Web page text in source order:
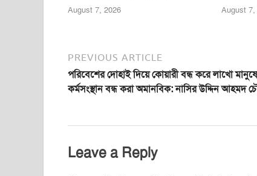
August 7, 2026 August 7,
PREVIOUS ARTICLE
পরিবেশের দোহাই দিয়ে কোয়ারী বন্ধ করে লাখো
কর্মসংস্থান বন্ধ করা অমানবিক: নাসির উদ্দিন আহমদ
Leave a Reply